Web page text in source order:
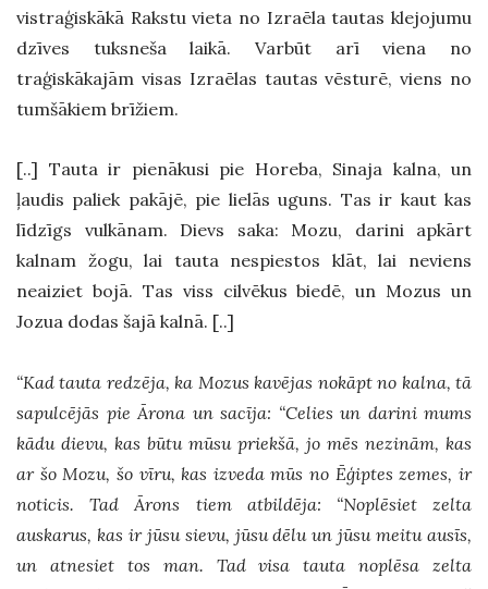
vistraģiskākā Rakstu vieta no Izraēla tautas klejojumu
dzīves tuksneša laikā. Varbūt arī viena no
traģiskākajām visas Izraēlas tautas vēsturē, viens no
tumšākiem brīžiem.
[..] Tauta ir pienākusi pie Horeba, Sinaja kalna, un
ļaudis paliek pakājē, pie lielās uguns. Tas ir kaut kas
līdzīgs vulkānam. Dievs saka: Mozu, darini apkārt
kalnam žogu, lai tauta nespiestos klāt, lai neviens
neaiziet bojā. Tas viss cilvēkus biedē, un Mozus un
Jozua dodas šajā kalnā. [..]
“Kad tauta redzēja, ka Mozus kavējas nokāpt no kalna, tā
sapulcējās pie Ārona un sacīja: “Celies un darini mums
kādu dievu, kas būtu mūsu priekšā, jo mēs nezinām, kas
ar šo Mozu, šo vīru, kas izveda mūs no Ēģiptes zemes, ir
noticis. Tad Ārons tiem atbildēja: “Noplēsiet zelta
auskarus, kas ir jūsu sievu, jūsu dēlu un jūsu meitu ausīs,
un atnesiet tos man. Tad visa tauta noplēsa zelta